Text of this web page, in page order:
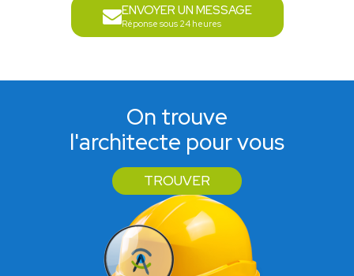
ENVOYER UN MESSAGE
Réponse sous 24 heures
On trouve
l'architecte pour vous
TROUVER